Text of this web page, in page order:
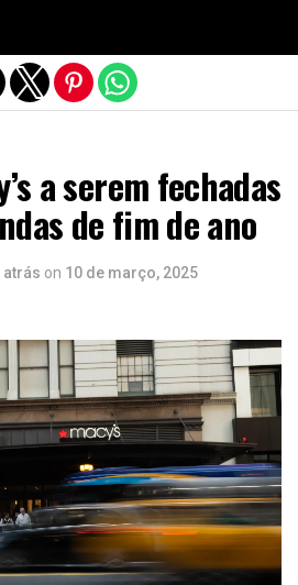
a serem fechadas
de fim de ano
atrás on 10 de março, 2025